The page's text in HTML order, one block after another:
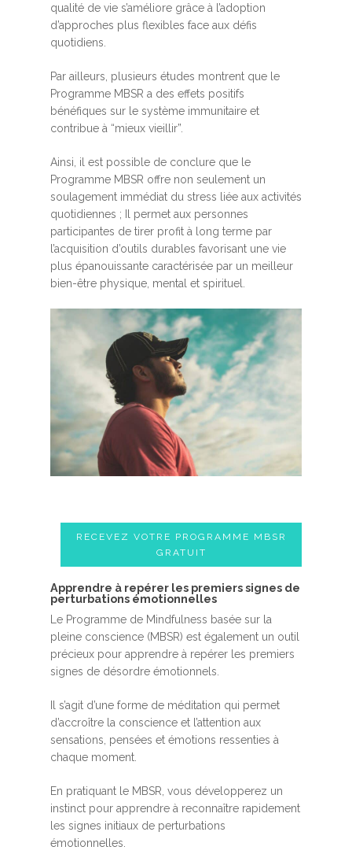
qualité de vie s’améliore grâce à l’adoption
d’approches plus flexibles face aux défis
quotidiens.
Par ailleurs, plusieurs études montrent que le
Programme MBSR a des effets positifs
bénéfiques sur le système immunitaire et
contribue à “mieux vieillir”.
Ainsi, il est possible de conclure que le
Programme MBSR offre non seulement un
soulagement immédiat du stress liée aux activités
quotidiennes ; Il permet aux personnes
participantes de tirer profit à long terme par
l’acquisition d’outils durables favorisant une vie
plus épanouissante caractérisée par un meilleur
bien-être physique, mental et spirituel.
RECEVEZ VOTRE PROGRAMME MBSR
GRATUIT
A​pprendre à repérer les premiers signes de
perturbations émotionnelles
Le Programme de Mindfulness basée sur la
pleine conscience (MBSR) est également un outil
précieux pour apprendre à repérer les premiers
signes de désordre émotionnels.
Il s’agit d’une forme de méditation qui permet
d’accroître la conscience et l’attention aux
sensations, pensées et émotions ressenties à
chaque moment.
En pratiquant le MBSR, vous développerez un
instinct pour apprendre à reconnaître rapidement
les signes initiaux de perturbations
émotionnelles.